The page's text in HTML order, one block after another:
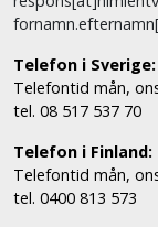
Telefon i Sverige:
Telefontid mån,
tel. 08 517 537 70
Telefon i Finland:
Telefontid mån,
tel. 0400 813 573